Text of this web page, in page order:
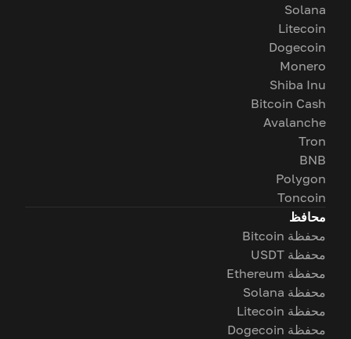
Solana
Litecoin
Dogecoin
Monero
Shiba Inu
Bitcoin Cash
Avalanche
Tron
BNB
Polygon
Toncoin
محافظ
محفظة Bitcoin
محفظة USDT
محفظة Ethereum
محفظة Solana
محفظة Litecoin
محفظة Dogecoin